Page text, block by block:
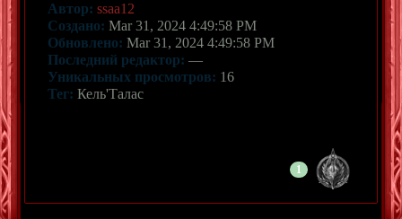
Автор: ssaa12
Создано: Mar 31, 2024 4:49:58 PM
Обновлено: Mar 31, 2024 4:49:58 PM
Последний редактор: —
Уникальных просмотров: 16
Тег: Кель'Талас
1